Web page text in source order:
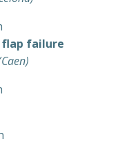
failure